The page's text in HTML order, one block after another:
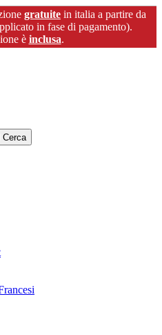
gratuite in italia a partire da
in fase di pagamento).
è inclusa.
Cerca